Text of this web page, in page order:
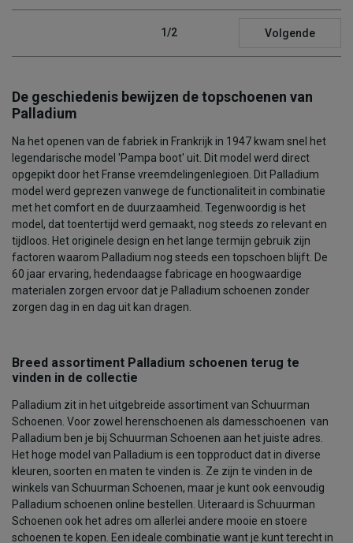
1/2 Volgende
De geschiedenis bewijzen de topschoenen van
Palladium
Na het openen van de fabriek in Frankrijk in 1947 kwam snel het
legendarische model 'Pampa boot' uit. Dit model werd direct
opgepikt door het Franse vreemdelingenlegioen. Dit Palladium
model werd geprezen vanwege de functionaliteit in combinatie
met het comfort en de duurzaamheid. Tegenwoordig is het
model, dat toentertijd werd gemaakt, nog steeds zo relevant en
tijdloos. Het originele design en het lange termijn gebruik zijn
factoren waarom Palladium nog steeds een topschoen blijft. De
60 jaar ervaring, hedendaagse fabricage en hoogwaardige
materialen zorgen ervoor dat je Palladium schoenen zonder
zorgen dag in en dag uit kan dragen.
Breed assortiment Palladium schoenen terug te
vinden in de collectie
Palladium zit in het uitgebreide assortiment van Schuurman
Schoenen. Voor zowel herenschoenen als damesschoenen van
Palladium ben je bij Schuurman Schoenen aan het juiste adres.
Het hoge model van Palladium is een topproduct dat in diverse
kleuren, soorten en maten te vinden is. Ze zijn te vinden in de
winkels van Schuurman Schoenen, maar je kunt ook eenvoudig
Palladium schoenen online bestellen. Uiteraard is Schuurman
Schoenen ook het adres om allerlei andere mooie en stoere
schoenen te kopen. Een ideale combinatie want je kunt terecht in